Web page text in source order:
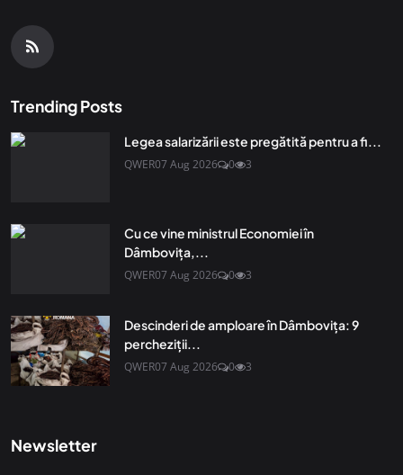
Trending Posts
Legea salarizării este pregătită pentru a fi...
QWER07 Aug 2026 0 3
Cu ce vine ministrul Economiei în
Dâmbovița,...
QWER07 Aug 2026 0 3
Descinderi de amploare în Dâmbovița: 9
percheziții...
QWER07 Aug 2026 0 3
Newsletter